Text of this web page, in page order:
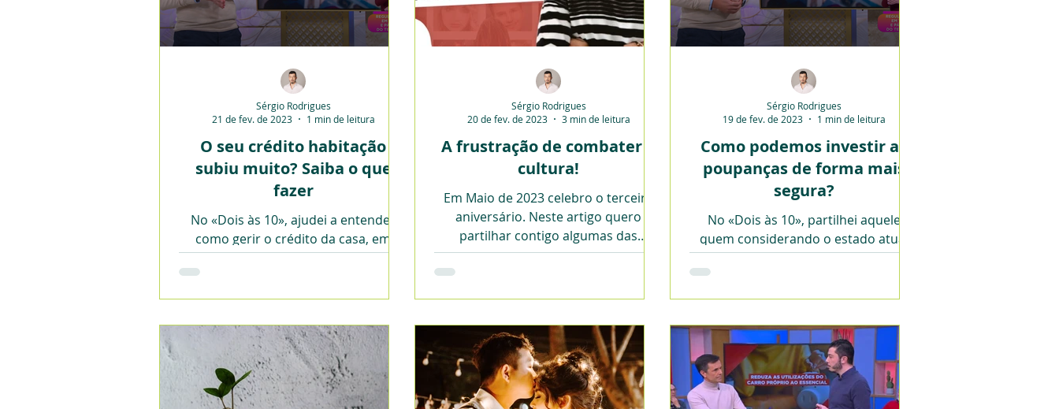
O seu crédito habitação
subiu muito? Saiba o que
fazer
No «Dois às 10», ajudei a entender
como gerir o crédito da casa, em
tempos de crescimento do valor de
Sérgio Rodrigues
21 de fev. de 2023
1 min de leitura
A frustração de combater a
cultura!
Em Maio de 2023 celebro o terceiro
aniversário. Neste artigo quero
partilhar contigo algumas das
frustrações que sinto no meu dia-a-
Sérgio Rodrigues
20 de fev. de 2023
3 min de leitura
Como podemos investir as
poupanças de forma mais
segura?
No «Dois às 10», partilhei aquele
quem considerando o estado atual
das taxas de juros, é o produto mais
seguro e rentável para investimento.
Sérgio Rodrigues
19 de fev. de 2023
1 min de leitura